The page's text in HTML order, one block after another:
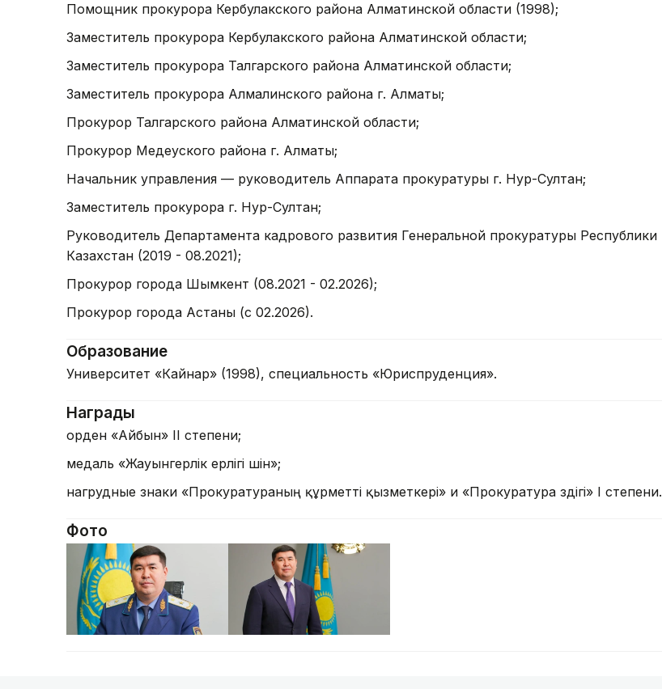
Помощник прокурора Кербулакского района Алматинской области (1998);
Заместитель прокурора Кербулакского района Алматинской области;
Заместитель прокурора Талгарского района Алматинской области;
Заместитель прокурора Алмалинского района г. Алматы;
Прокурор Талгарского района Алматинской области;
Прокурор Медеуского района г. Алматы;
Начальник управления — руководитель Аппарата прокуратуры г. Нур-Султан;
Заместитель прокурора г. Нур-Султан;
Руководитель Департамента кадрового развития Генеральной прокуратуры Республики
Казахстан (2019 - 08.2021);
Прокурор города Шымкент (08.2021 - 02.2026);
Прокурор города Астаны (с 02.2026).
Образование
Университет «Кайнар» (1998), специальность «Юриспруденция».
Награды
орден «Айбын» II степени;
медаль «Жауынгерлік ерлігі үшін»;
нагрудные знаки «Прокуратураның құрметті қызметкері» и «Прокуратура үздігі» І степени.
Фото